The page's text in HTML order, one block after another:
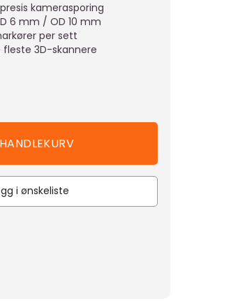
kamerasporing
6 mm / OD 10 mm
per sett
3D-skannere
i ønskeliste